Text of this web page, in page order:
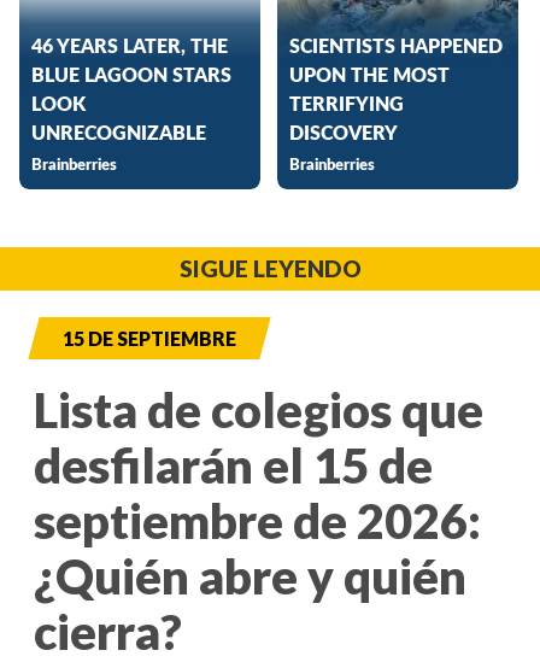
SIGUE LEYENDO
15 DE SEPTIEMBRE
Lista de colegios que
desfilarán el 15 de
septiembre de 2026:
¿Quién abre y quién
cierra?